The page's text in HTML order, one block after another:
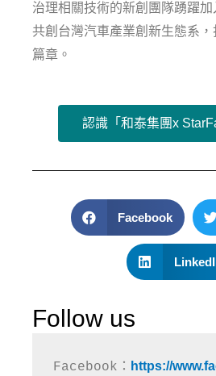
治理相關技術的新創團隊踴躍加
共創台灣汽車產業創新生態系
篇章。
認識「和泰集團x
Facebook
Follow us
Facebook： https://